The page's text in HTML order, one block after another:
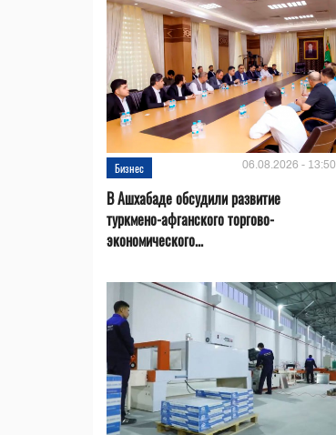
Бизнес 06.08.2026 - 13:50
В Ашхабаде обсудили развитие
туркмено-афганского торгово-
экономического...